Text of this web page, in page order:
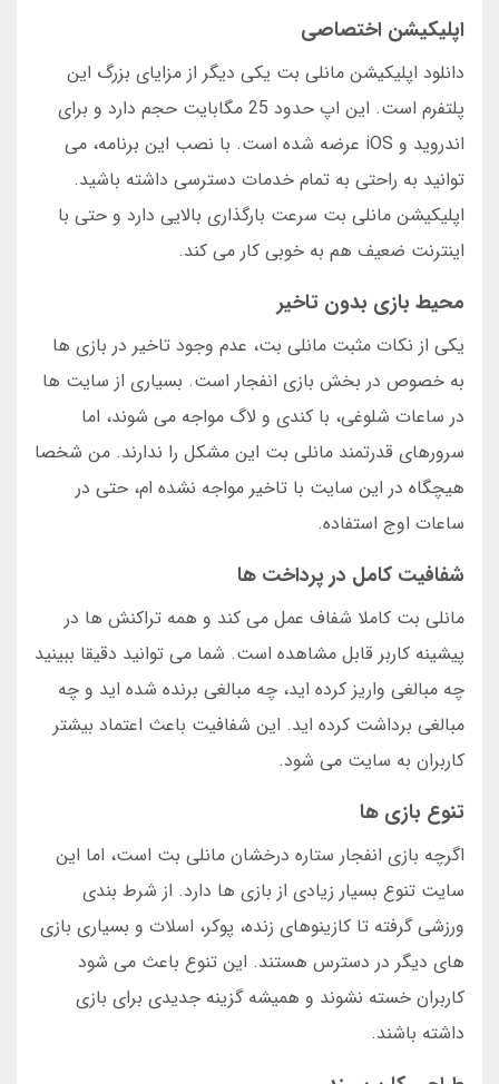
اپلیکیشن اختصاصی
دانلود اپلیکیشن مانلی بت یکی دیگر از مزایای بزرگ این
پلتفرم است. این اپ حدود 25 مگابایت حجم دارد و برای
اندروید و iOS عرضه شده است. با نصب این برنامه، می
توانید به راحتی به تمام خدمات دسترسی داشته باشید.
اپلیکیشن مانلی بت سرعت بارگذاری بالایی دارد و حتی با
اینترنت ضعیف هم به خوبی کار می کند.
محیط بازی بدون تاخیر
یکی از نکات مثبت مانلی بت، عدم وجود تاخیر در بازی ها
به خصوص در بخش بازی انفجار است. بسیاری از سایت ها
در ساعات شلوغی، با کندی و لاگ مواجه می شوند، اما
سرورهای قدرتمند مانلی بت این مشکل را ندارند. من شخصا
هیچگاه در این سایت با تاخیر مواجه نشده ام، حتی در
ساعات اوج استفاده.
شفافیت کامل در پرداخت ها
مانلی بت کاملا شفاف عمل می کند و همه تراکنش ها در
پیشینه کاربر قابل مشاهده است. شما می توانید دقیقا ببینید
چه مبالغی واریز کرده اید، چه مبالغی برنده شده اید و چه
مبالغی برداشت کرده اید. این شفافیت باعث اعتماد بیشتر
کاربران به سایت می شود.
تنوع بازی ها
اگرچه بازی انفجار ستاره درخشان مانلی بت است، اما این
سایت تنوع بسیار زیادی از بازی ها دارد. از شرط بندی
ورزشی گرفته تا کازینوهای زنده، پوکر، اسلات و بسیاری بازی
های دیگر در دسترس هستند. این تنوع باعث می شود
کاربران خسته نشوند و همیشه گزینه جدیدی برای بازی
داشته باشند.